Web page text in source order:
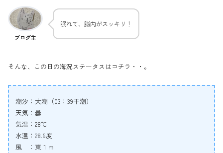
ブログ主
眠れて、脳内がスッキリ！
そんな、この日の海況ステータスはコチラ・・。
潮汐：大潮（03：39干潮）
天気：曇
気温：28℃
水温：28.6度
風 ：東１ｍ